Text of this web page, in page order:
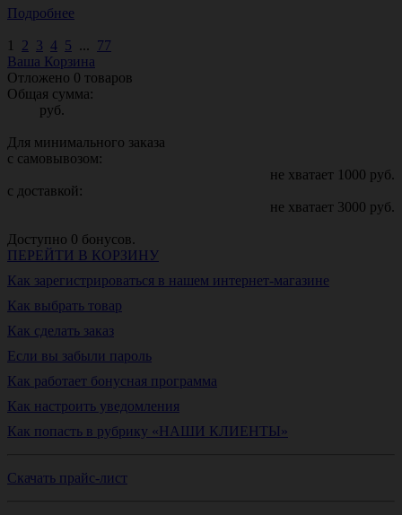
Подробнее
1 2 3 4 5 ... 77
Ваша Корзина
Отложено 0 товаров
Общая сумма:
руб.
Для минимального заказа
с самовывозом:
не хватает 1000 руб.
с доставкой:
не хватает 3000 руб.
Доступно 0 бонусов.
ПЕРЕЙТИ В КОРЗИНУ
Как зарегистрироваться в нашем интернет-магазине
Как выбрать товар
Как сделать заказ
Если вы забыли пароль
Как работает бонусная программа
Как настроить уведомления
Как попасть в рубрику «НАШИ КЛИЕНТЫ»
Скачать прайс-лист